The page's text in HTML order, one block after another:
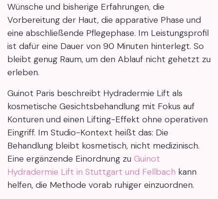
Wünsche und bisherige Erfahrungen, die
Vorbereitung der Haut, die apparative Phase und
eine abschließende Pflegephase. Im Leistungsprofil
ist dafür eine Dauer von 90 Minuten hinterlegt. So
bleibt genug Raum, um den Ablauf nicht gehetzt zu
erleben.
Guinot Paris beschreibt Hydradermie Lift als
kosmetische Gesichtsbehandlung mit Fokus auf
Konturen und einen Lifting-Effekt ohne operativen
Eingriff. Im Studio-Kontext heißt das: Die
Behandlung bleibt kosmetisch, nicht medizinisch.
Eine ergänzende Einordnung zu Guinot
Hydradermie Lift in Stuttgart und Fellbach kann
helfen, die Methode vorab ruhiger einzuordnen.